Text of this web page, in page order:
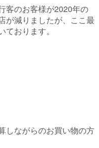
客のお客様が2020年の
が減りましたが、ここ最
おります。
しながらのお買い物の方